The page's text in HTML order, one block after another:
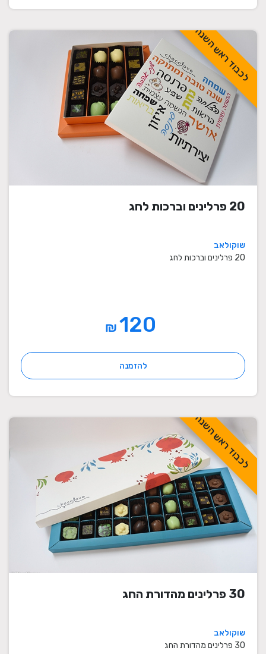
לכבוד ראש השנה
20 פרלינים וברכות לחג
שוקולאב
20 פרלינים וברכות לחג
₪
להזמנה
לכבוד ראש השנה
30 פרלינים מהדורת החג
שוקולאב
30 פרלינים מהדורת החג